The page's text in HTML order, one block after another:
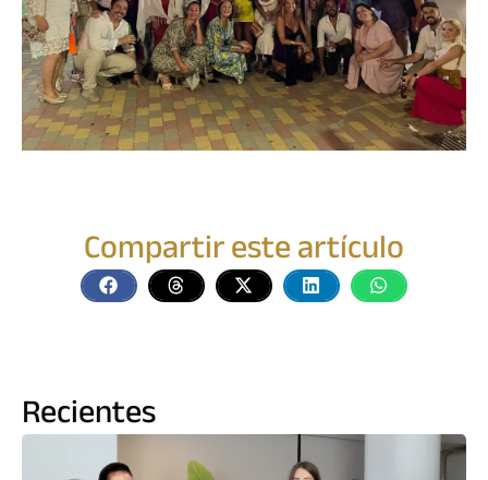
Compartir este artículo
Recientes